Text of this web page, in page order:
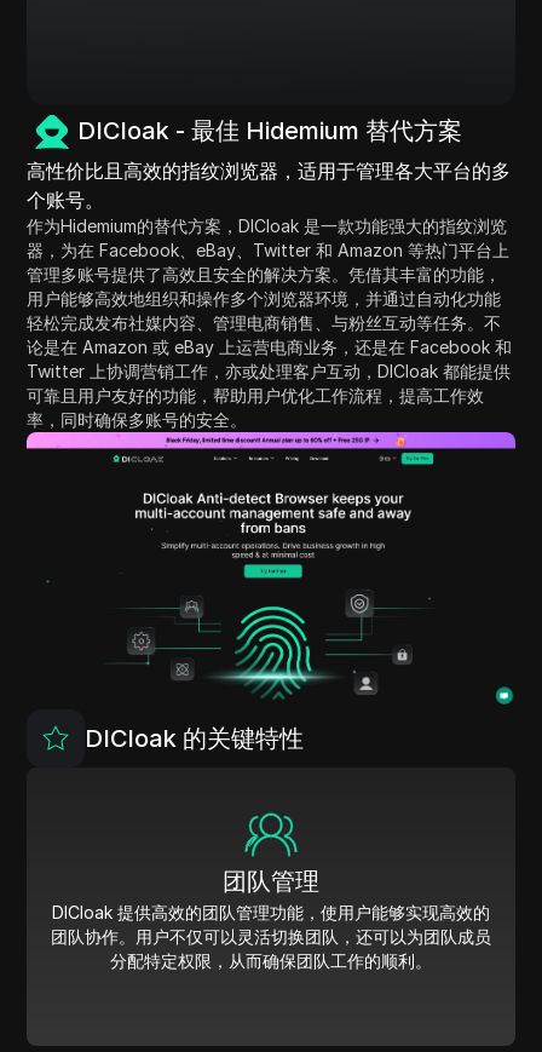
DICloak - 最佳 Hidemium 替代方案
高性价比且高效的指纹浏览器，适用于管理各大平台的多
个账号。
作为Hidemium的替代方案，DICloak 是一款功能强大的指纹浏览
器，为在 Facebook、eBay、Twitter 和 Amazon 等热门平台上
管理多账号提供了高效且安全的解决方案。凭借其丰富的功能，
用户能够高效地组织和操作多个浏览器环境，并通过自动化功能
轻松完成发布社媒内容、管理电商销售、与粉丝互动等任务。不
论是在 Amazon 或 eBay 上运营电商业务，还是在 Facebook 和
Twitter 上协调营销工作，亦或处理客户互动，DICloak 都能提供
可靠且用户友好的功能，帮助用户优化工作流程，提高工作效
率，同时确保多账号的安全。
DICloak 的关键特性
团队管理
DICloak 提供高效的团队管理功能，使用户能够实现高效的
团队协作。用户不仅可以灵活切换团队，还可以为团队成员
分配特定权限，从而确保团队工作的顺利。